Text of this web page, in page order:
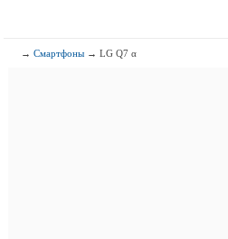
→Смартфоны → LG Q7 α